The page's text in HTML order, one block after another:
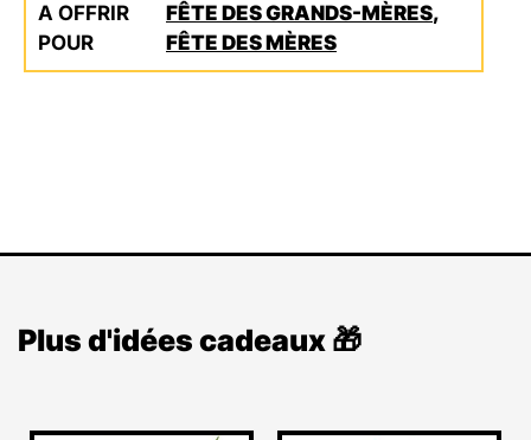
A OFFRIR
POUR
FÊTE DES GRANDS-MÈRES,
FÊTE DES MÈRES
Plus d'idées cadeaux 🎁